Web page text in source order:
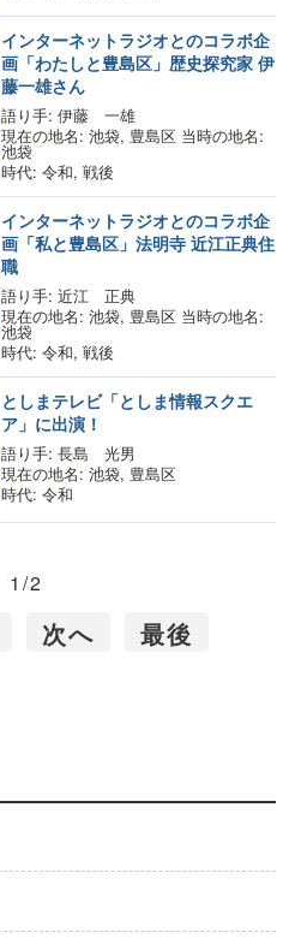
インターネットラジオとのコラボ企
画「わたしと豊島区」歴史探究家 伊
藤一雄さん
語り手: 伊藤 一雄
現在の地名: 池袋, 豊島区 当時の地名:
池袋
時代: 令和, 戦後
インターネットラジオとのコラボ企
画「私と豊島区」法明寺 近江正典住
職
語り手: 近江 正典
現在の地名: 池袋, 豊島区 当時の地名:
池袋
時代: 令和, 戦後
としまテレビ「としま情報スクエ
ア」に出演！
語り手: 長島 光男
現在の地名: 池袋, 豊島区
時代: 令和
1/2
次へ 最後